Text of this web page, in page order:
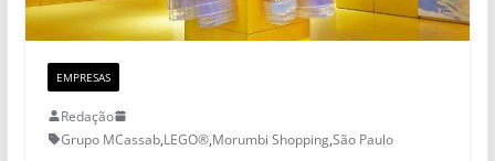
EMPRESAS
Redação
Grupo MCassab,LEGO®,Morumbi Shopping,São Paulo